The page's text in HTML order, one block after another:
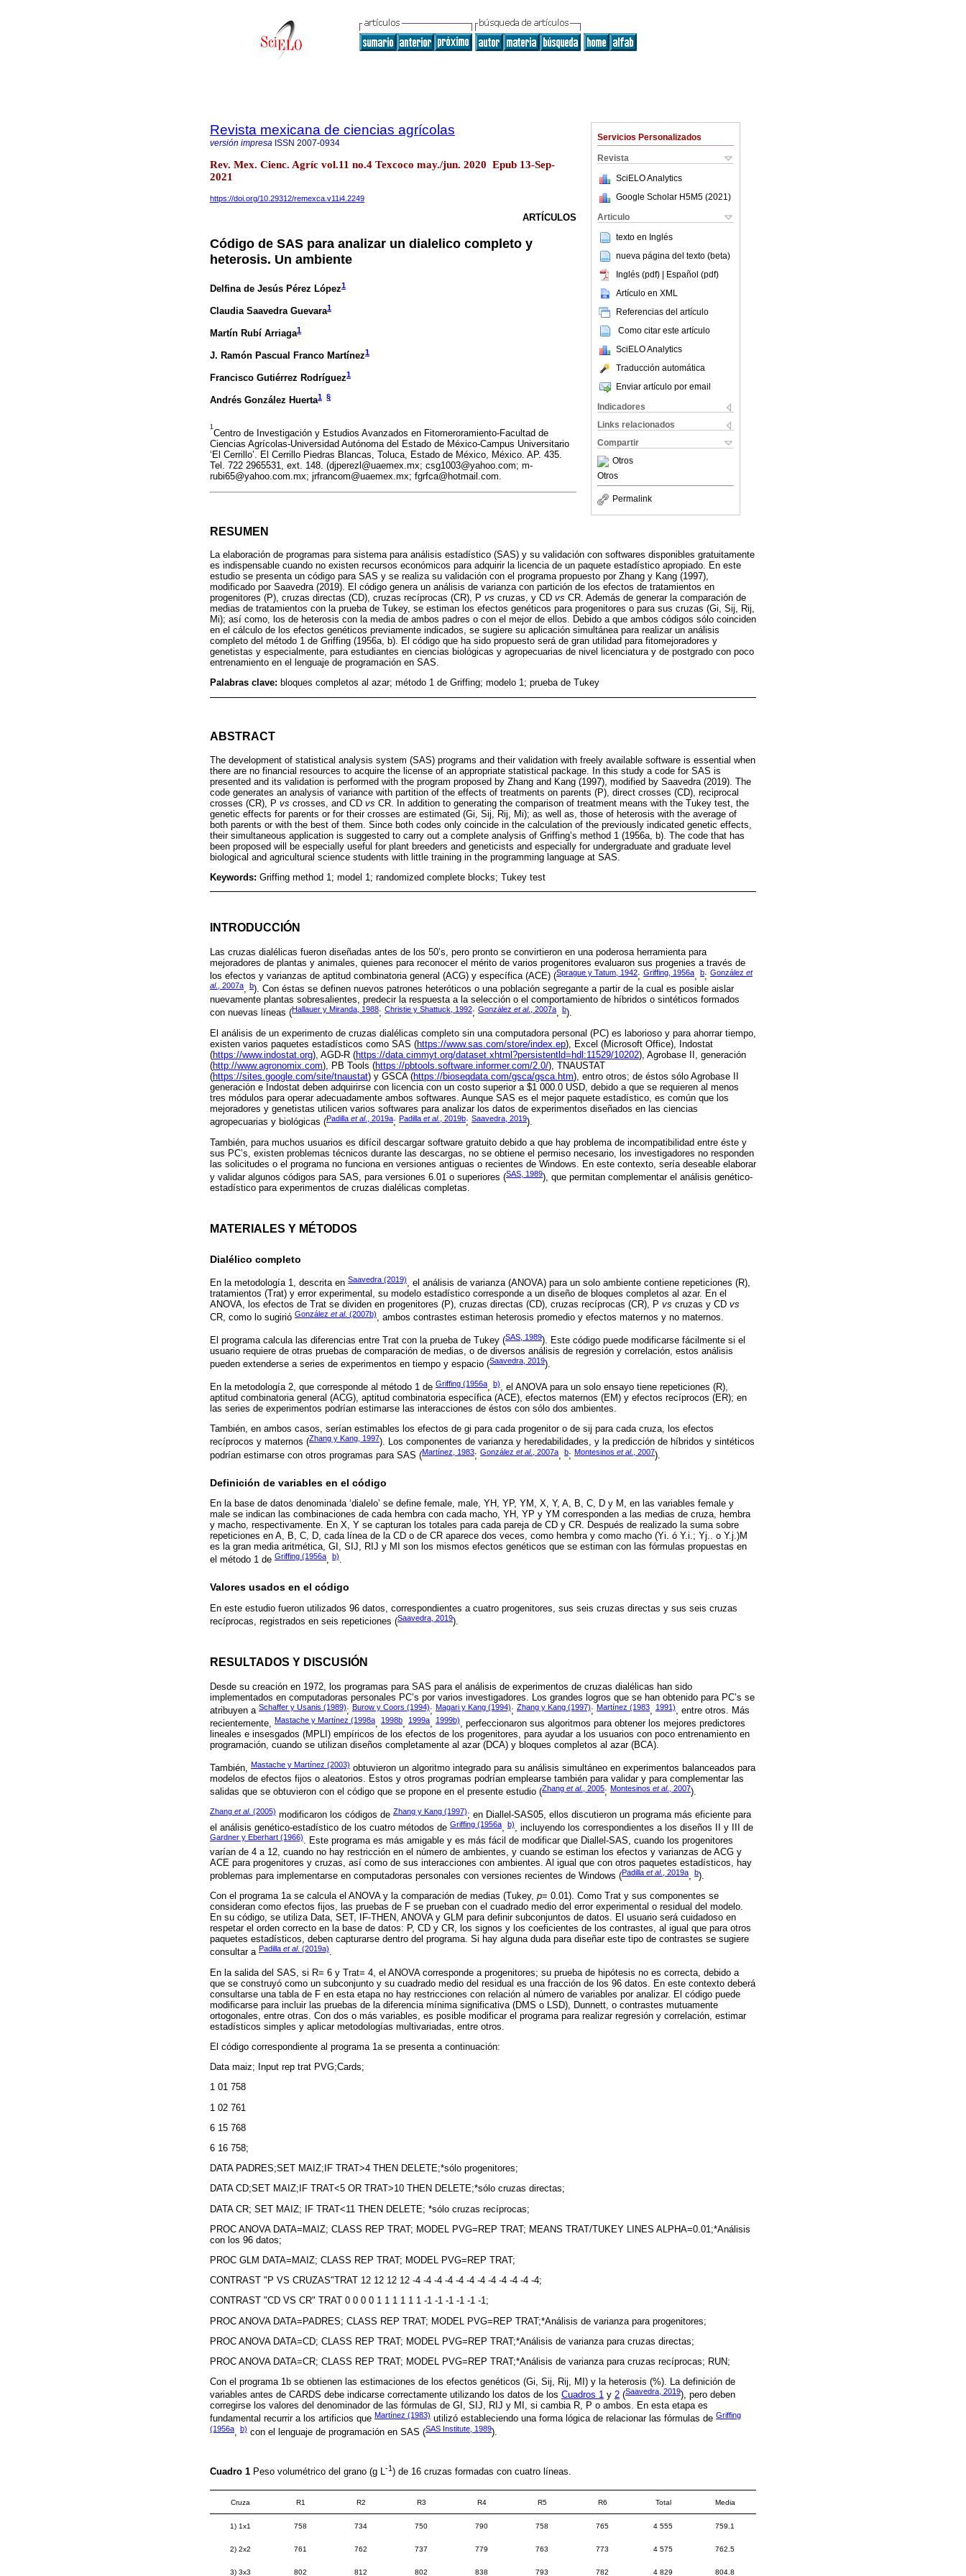
Servicios Personalizados
Revista
SciELO Analytics
Google Scholar H5M5 (2021 )
Articulo
texto en Inglés
nueva página del texto (beta)
Inglés (pdf) | Español (pdf)
Artículo en XML
Referencias del artículo
Como citar este artículo
SciELO Analytics
Traducción automática
Enviar artículo por email
Indicadores
Links relacionados
Compartir
Otros
Otros
Permalink
Revista mexicana de ciencias agrícolas
versión impresa ISSN 2007-0934
Rev. Mex. Cienc. Agríc vol.11 no.4 Texcoco may./jun. 2020 Epub 13-Sep-
2021
https://doi.org/10.29312/remexca.v11i4.2249
ARTÍCULOS
Código de SAS para analizar un dialelico completo y
heterosis. Un ambiente
Delfina de Jesús Pérez López1
Claudia Saavedra Guevara1
Martín Rubí Arriaga1
J. Ramón Pascual Franco Martínez1
Francisco Gutiérrez Rodríguez1
Andrés González Huerta1 §
1
Centro de Investigación y Estudios Avanzados en Fitomeroramiento-Facultad de
Ciencias Agrícolas-Universidad Autónoma del Estado de México-Campus Universitario
‘El Cerrillo’. El Cerrillo Piedras Blancas, Toluca, Estado de México, México. AP. 435.
Tel. 722 2965531, ext. 148. (djperezl@uaemex.mx; csg1003@yahoo.com; m-
rubi65@yahoo.com.mx; jrfrancom@uaemex.mx; fgrfca@hotmail.com.
RESUMEN
La elaboración de programas para sistema para análisis estadístico (SAS) y su validación con softwares disponibles gratuitamente
es indispensable cuando no existen recursos económicos para adquirir la licencia de un paquete estadístico apropiado. En este
estudio se presenta un código para SAS y se realiza su validación con el programa propuesto por Zhang y Kang (1997),
modificado por Saavedra (2019). El código genera un análisis de varianza con partición de los efectos de tratamientos en
progenitores (P), cruzas directas (CD), cruzas recíprocas (CR), P vs cruzas, y CD vs CR. Además de generar la comparación de
medias de tratamientos con la prueba de Tukey, se estiman los efectos genéticos para progenitores o para sus cruzas (Gi, Sij, Rij,
Mi); así como, los de heterosis con la media de ambos padres o con el mejor de ellos. Debido a que ambos códigos sólo coinciden
en el cálculo de los efectos genéticos previamente indicados, se sugiere su aplicación simultánea para realizar un análisis
completo del método 1 de Griffing (1956a, b). El código que ha sido propuesto será de gran utilidad para fitomejoradores y
genetistas y especialmente, para estudiantes en ciencias biológicas y agropecuarias de nivel licenciatura y de postgrado con poco
entrenamiento en el lenguaje de programación en SAS.
Palabras clave: bloques completos al azar; método 1 de Griffing; modelo 1; prueba de Tukey
ABSTRACT
The development of statistical analysis system (SAS) programs and their validation with freely available software is essential when
there are no financial resources to acquire the license of an appropriate statistical package. In this study a code for SAS is
presented and its validation is performed with the program proposed by Zhang and Kang (1997), modified by Saavedra (2019). The
code generates an analysis of variance with partition of the effects of treatments on parents (P), direct crosses (CD), reciprocal
crosses (CR), P vs crosses, and CD vs CR. In addition to generating the comparison of treatment means with the Tukey test, the
genetic effects for parents or for their crosses are estimated (Gi, Sij, Rij, Mi); as well as, those of heterosis with the average of
both parents or with the best of them. Since both codes only coincide in the calculation of the previously indicated genetic effects,
their simultaneous application is suggested to carry out a complete analysis of Griffing’s method 1 (1956a, b). The code that has
been proposed will be especially useful for plant breeders and geneticists and especially for undergraduate and graduate level
biological and agricultural science students with little training in the programming language at SAS.
Keywords: Griffing method 1; model 1; randomized complete blocks; Tukey test
INTRODUCCIÓN
Las cruzas dialélicas fueron diseñadas antes de los 50’s, pero pronto se convirtieron en una poderosa herramienta para
mejoradores de plantas y animales, quienes para reconocer el mérito de varios progenitores evaluaron sus progenies a través de
los efectos y varianzas de aptitud combinatoria general (ACG) y específica (ACE) (Sprague y Tatum, 1942; Griffing, 1956a, b; González et
al., 2007a, b). Con éstas se definen nuevos patrones heteróticos o una población segregante a partir de la cual es posible aislar
nuevamente plantas sobresalientes, predecir la respuesta a la selección o el comportamiento de híbridos o sintéticos formados
con nuevas líneas (Hallauer y Miranda, 1988; Christie y Shattuck, 1992; González et al., 2007a, b).
El análisis de un experimento de cruzas dialélicas completo sin una computadora personal (PC) es laborioso y para ahorrar tiempo,
existen varios paquetes estadísticos como SAS (https://www.sas.com/store/index.ep), Excel (Microsoft Office), Indostat
(https://www.indostat.org), AGD-R (https://data.cimmyt.org/dataset.xhtml?persistentld=hdl:11529/10202), Agrobase II, generación
(http://www.agronomix.com), PB Tools (https://pbtools.software.informer.com/2.0/), TNAUSTAT
(https://sites.google.com/site/tnaustat) y GSCA (https://bioseqdata.com/gsca/gsca.htm), entro otros; de éstos sólo Agrobase II
generación e Indostat deben adquirirse con licencia con un costo superior a $1 000.0 USD, debido a que se requieren al menos
tres módulos para operar adecuadamente ambos softwares. Aunque SAS es el mejor paquete estadístico, es común que los
mejoradores y genetistas utilicen varios softwares para analizar los datos de experimentos diseñados en las ciencias
agropecuarias y biológicas (Padilla et al., 2019a; Padilla et al., 2019b; Saavedra, 2019).
También, para muchos usuarios es difícil descargar software gratuito debido a que hay problema de incompatibilidad entre éste y
sus PC’s, existen problemas técnicos durante las descargas, no se obtiene el permiso necesario, los investigadores no responden
las solicitudes o el programa no funciona en versiones antiguas o recientes de Windows. En este contexto, sería deseable elaborar
y validar algunos códigos para SAS, para versiones 6.01 o superiores (SAS, 1989), que permitan complementar el análisis genético-
estadístico para experimentos de cruzas dialélicas completas.
MATERIALES Y MÉTODOS
Dialélico completo
En la metodología 1, descrita en Saavedra (2019), el análisis de varianza (ANOVA) para un solo ambiente contiene repeticiones (R),
tratamientos (Trat) y error experimental, su modelo estadístico corresponde a un diseño de bloques completos al azar. En el
ANOVA, los efectos de Trat se dividen en progenitores (P), cruzas directas (CD), cruzas recíprocas (CR), P vs cruzas y CD vs
CR, como lo sugirió González et al. (2007b), ambos contrastes estiman heterosis promedio y efectos maternos y no maternos.
El programa calcula las diferencias entre Trat con la prueba de Tukey (SAS, 1989). Este código puede modificarse fácilmente si el
usuario requiere de otras pruebas de comparación de medias, o de diversos análisis de regresión y correlación, estos análisis
pueden extenderse a series de experimentos en tiempo y espacio (Saavedra, 2019).
En la metodología 2, que corresponde al método 1 de Griffing (1956a, b), el ANOVA para un solo ensayo tiene repeticiones (R),
aptitud combinatoria general (ACG), aptitud combinatoria específica (ACE), efectos maternos (EM) y efectos recíprocos (ER); en
las series de experimentos podrían estimarse las interacciones de éstos con sólo dos ambientes.
También, en ambos casos, serían estimables los efectos de gi para cada progenitor o de sij para cada cruza, los efectos
recíprocos y maternos (Zhang y Kang, 1997). Los componentes de varianza y heredabilidades, y la predicción de híbridos y sintéticos
podrían estimarse con otros programas para SAS (Martínez, 1983; González et al., 2007a, b; Montesinos et al., 2007).
Definición de variables en el código
En la base de datos denominada ‘dialelo’ se define female, male, YH, YP, YM, X, Y, A, B, C, D y M, en las variables female y
male se indican las combinaciones de cada hembra con cada macho, YH, YP y YM corresponden a las medias de cruza, hembra
y macho, respectivamente. En X, Y se capturan los totales para cada pareja de CD y CR. Después de realizado la suma sobre
repeticiones en A, B, C, D, cada línea de la CD o de CR aparece dos veces, como hembra y como macho (Yi. ó Y.i.; Yj.. o Y.j.)M
es la gran media aritmética, GI, SIJ, RIJ y MI son los mismos efectos genéticos que se estiman con las fórmulas propuestas en
el método 1 de Griffing (1956a, b).
Valores usados en el código
En este estudio fueron utilizados 96 datos, correspondientes a cuatro progenitores, sus seis cruzas directas y sus seis cruzas
recíprocas, registrados en seis repeticiones (Saavedra, 2019).
RESULTADOS Y DISCUSIÓN
Desde su creación en 1972, los programas para SAS para el análisis de experimentos de cruzas dialélicas han sido
implementados en computadoras personales PC’s por varios investigadores. Los grandes logros que se han obtenido para PC’s se
atribuyen a Schaffer y Usanis (1989); Burow y Coors (1994); Magari y Kang (1994); Zhang y Kang (1997); Martínez (1983, 1991), entre otros. Más
recientemente, Mastache y Martínez (1998a, 1998b, 1999a, 1999b), perfeccionaron sus algoritmos para obtener los mejores predictores
lineales e insesgados (MPLI) empíricos de los efectos de los progenitores, para ayudar a los usuarios con poco entrenamiento en
programación, cuando se utilizan diseños completamente al azar (DCA) y bloques completos al azar (BCA).
También, Mastache y Martínez (2003) obtuvieron un algoritmo integrado para su análisis simultáneo en experimentos balanceados para
modelos de efectos fijos o aleatorios. Estos y otros programas podrían emplearse también para validar y para complementar las
salidas que se obtuvieron con el código que se propone en el presente estudio (Zhang et al., 2005; Montesinos et al., 2007).
Zhang et al. (2005) modificaron los códigos de Zhang y Kang (1997); en Diallel-SAS05, ellos discutieron un programa más eficiente para
el análisis genético-estadístico de los cuatro métodos de Griffing (1956a, b), incluyendo los correspondientes a los diseños II y III de
Gardner y Eberhart (1966). Este programa es más amigable y es más fácil de modificar que Diallel-SAS, cuando los progenitores
varían de 4 a 12, cuando no hay restricción en el número de ambientes, y cuando se estiman los efectos y varianzas de ACG y
ACE para progenitores y cruzas, así como de sus interacciones con ambientes. Al igual que con otros paquetes estadísticos, hay
problemas para implementarse en computadoras personales con versiones recientes de Windows (Padilla et al., 2019a, b).
Con el programa 1a se calcula el ANOVA y la comparación de medias (Tukey, p= 0.01). Como Trat y sus componentes se
consideran como efectos fijos, las pruebas de F se prueban con el cuadrado medio del error experimental o residual del modelo.
En su código, se utiliza Data, SET, IF-THEN, ANOVA y GLM para definir subconjuntos de datos. El usuario será cuidadoso en
respetar el orden correcto en la base de datos: P, CD y CR, los signos y los coeficientes de los contrastes, al igual que para otros
paquetes estadísticos, deben capturarse dentro del programa. Si hay alguna duda para diseñar este tipo de contrastes se sugiere
consultar a Padilla et al. (2019a).
En la salida del SAS, si R= 6 y Trat= 4, el ANOVA corresponde a progenitores; su prueba de hipótesis no es correcta, debido a
que se construyó como un subconjunto y su cuadrado medio del residual es una fracción de los 96 datos. En este contexto deberá
consultarse una tabla de F en esta etapa no hay restricciones con relación al número de variables por analizar. El código puede
modificarse para incluir las pruebas de la diferencia mínima significativa (DMS o LSD), Dunnett, o contrastes mutuamente
ortogonales, entre otras. Con dos o más variables, es posible modificar el programa para realizar regresión y correlación, estimar
estadísticos simples y aplicar metodologías multivariadas, entre otros.
El código correspondiente al programa 1a se presenta a continuación:
Data maiz; Input rep trat PVG;Cards;
1 01 758
1 02 761
6 15 768
6 16 758;
DATA PADRES;SET MAIZ;IF TRAT>4 THEN DELETE;*sólo progenitores;
DATA CD;SET MAIZ;IF TRAT<5 OR TRAT>10 THEN DELETE;*sólo cruzas directas;
DATA CR; SET MAIZ; IF TRAT<11 THEN DELETE; *sólo cruzas recíprocas;
PROC ANOVA DATA=MAIZ; CLASS REP TRAT; MODEL PVG=REP TRAT; MEANS TRAT/TUKEY LINES ALPHA=0.01;*Análisis
con los 96 datos;
PROC GLM DATA=MAIZ; CLASS REP TRAT; MODEL PVG=REP TRAT;
CONTRAST "P VS CRUZAS"TRAT 12 12 12 12 -4 -4 -4 -4 -4 -4 -4 -4 -4 -4 -4 -4;
CONTRAST "CD VS CR" TRAT 0 0 0 0 1 1 1 1 1 1 -1 -1 -1 -1 -1 -1;
PROC ANOVA DATA=PADRES; CLASS REP TRAT; MODEL PVG=REP TRAT;*Análisis de varianza para progenitores;
PROC ANOVA DATA=CD; CLASS REP TRAT; MODEL PVG=REP TRAT;*Análisis de varianza para cruzas directas;
PROC ANOVA DATA=CR; CLASS REP TRAT; MODEL PVG=REP TRAT;*Análisis de varianza para cruzas recíprocas; RUN;
Con el programa 1b se obtienen las estimaciones de los efectos genéticos (Gi, Sij, Rij, MI) y la heterosis (%). La definición de
variables antes de CARDS debe indicarse correctamente utilizando los datos de los Cuadros 1 y 2 (Saavedra, 2019), pero deben
corregirse los valores del denominador de las fórmulas de GI, SIJ, RIJ y MI, si cambia R, P o ambos. En esta etapa es
fundamental recurrir a los artificios que Martínez (1983) utilizó estableciendo una forma lógica de relacionar las fórmulas de Griffing
(1956a, b) con el lenguaje de programación en SAS (SAS Institute, 1989).
Cuadro 1 Peso volumétrico del grano (g L-1) de 16 cruzas formadas con cuatro líneas.
Cruza R1 R2 R3 R4 R5 R6 Total Media
1) 1x1 758 734 750 790 758 765 4 555 759.1
2) 2x2 761 762 737 779 763 773 4 575 762.5
3) 3x3 802 812 802 838 793 782 4 829 804.8